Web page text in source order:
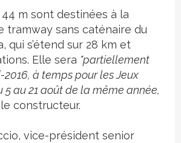
m sont destinées à la
tramway sans caténaire du
qui s’étend sur 28 km et
Elle sera "partiellement
à temps pour les Jeux
au 21 août de la même année,
constructeur.
vice-président senior